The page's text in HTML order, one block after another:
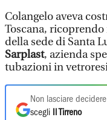
Colangelo aveva
Toscana,
della sede di Santa
Sarplast, azienda
tubazioni in
Non lasciare
scegli
Il Tirreno